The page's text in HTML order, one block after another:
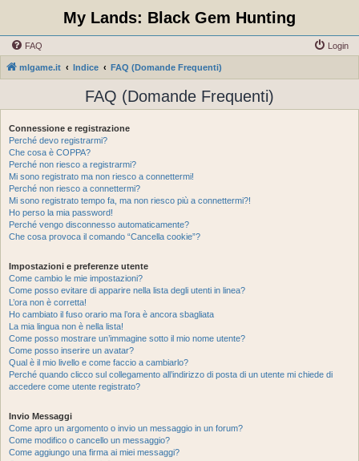
My Lands: Black Gem Hunting
FAQ Login
mlgame.it Indice FAQ (Domande Frequenti)
FAQ (Domande Frequenti)
Connessione e registrazione
Perché devo registrarmi?
Che cosa è COPPA?
Perché non riesco a registrarmi?
Mi sono registrato ma non riesco a connettermi!
Perché non riesco a connettermi?
Mi sono registrato tempo fa, ma non riesco più a connettermi?!
Ho perso la mia password!
Perché vengo disconnesso automaticamente?
Che cosa provoca il comando “Cancella cookie”?
Impostazioni e preferenze utente
Come cambio le mie impostazioni?
Come posso evitare di apparire nella lista degli utenti in linea?
L’ora non è corretta!
Ho cambiato il fuso orario ma l’ora è ancora sbagliata
La mia lingua non è nella lista!
Come posso mostrare un’immagine sotto il mio nome utente?
Come posso inserire un avatar?
Qual è il mio livello e come faccio a cambiarlo?
Perché quando clicco sul collegamento all’indirizzo di posta di un utente mi chiede di
accedere come utente registrato?
Invio Messaggi
Come apro un argomento o invio un messaggio in un forum?
Come modifico o cancello un messaggio?
Come aggiungo una firma ai miei messaggi?